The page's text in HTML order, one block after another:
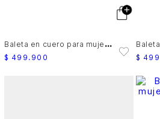
B
aleta en cuero para mujer Aura
$ 499 . 900 $ 499